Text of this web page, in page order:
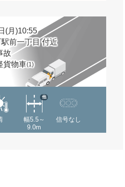
(月)10:55
前一丁目 付近
故
貨物車(1)
幅5.5～
9.0m
他
信号なし